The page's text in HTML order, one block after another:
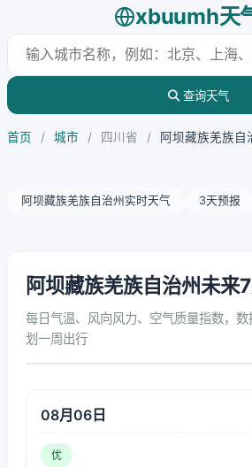
xbuumh天
查询天气
首页 / 城市 / 四川省 / 阿坝藏族羌族自
阿坝藏族羌族自治州实时天气 3天预报
阿坝藏族羌族自治州未来
每日气温、风向风力、空气质量指数，
划一周出行
08月06日
优